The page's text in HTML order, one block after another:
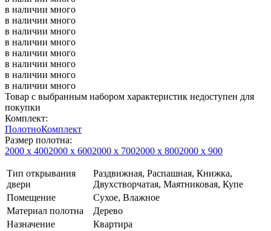
в наличии много
в наличии много
в наличии много
в наличии много
в наличии много
в наличии много
в наличии много
в наличии много
Товар с выбранным набором характеристик недоступен для
покупки
Комплект:
ПолотноКомплект
Размер полотна:
2000 х 4002000 х 6002000 х 7002000 х 8002000 х 900
Тип открывания
двери
Раздвижная, Распашная, Книжка,
Двухстворчатая, Маятниковая, Купе
Помещение
Сухое, Влажное
Материал полотна
Дерево
Назначение
Квартира